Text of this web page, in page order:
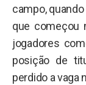
campo,
que começou
jogadores
posição de
perdido a vaga